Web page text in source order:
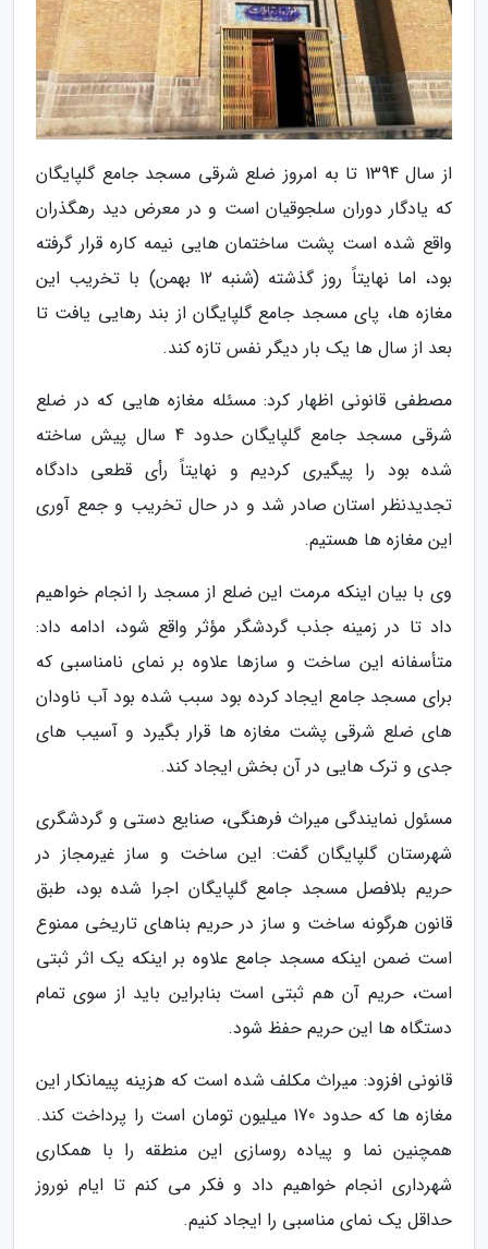
از سال 1394 تا به امروز ضلع شرقی مسجد جامع گلپایگان
که یادگار دوران سلجوقیان است و در معرض دید رهگذران
واقع شده است پشت ساختمان هایی نیمه کاره قرار گرفته
بود، اما نهایتاً روز گذشته (شنبه 12 بهمن) با تخریب این
مغازه ها، پای مسجد جامع گلپایگان از بند رهایی یافت تا
بعد از سال ها یک بار دیگر نفس تازه کند.
مصطفی قانونی اظهار کرد: مسئله مغازه هایی که در ضلع
شرقی مسجد جامع گلپایگان حدود 4 سال پیش ساخته
شده بود را پیگیری کردیم و نهایتاً رأی قطعی دادگاه
تجدیدنظر استان صادر شد و در حال تخریب و جمع آوری
این مغازه ها هستیم.
وی با بیان اینکه مرمت این ضلع از مسجد را انجام خواهیم
داد تا در زمینه جذب گردشگر مؤثر واقع شود، ادامه داد:
متأسفانه این ساخت و سازها علاوه بر نمای نامناسبی که
برای مسجد جامع ایجاد کرده بود سبب شده بود آب ناودان
های ضلع شرقی پشت مغازه ها قرار بگیرد و آسیب های
جدی و ترک هایی در آن بخش ایجاد کند.
مسئول نمایندگی میراث فرهنگی، صنایع دستی و گردشگری
شهرستان گلپایگان گفت: این ساخت و ساز غیرمجاز در
حریم بلافصل مسجد جامع گلپایگان اجرا شده بود، طبق
قانون هرگونه ساخت و ساز در حریم بناهای تاریخی ممنوع
است ضمن اینکه مسجد جامع علاوه بر اینکه یک اثر ثبتی
است، حریم آن هم ثبتی است بنابراین باید از سوی تمام
دستگاه ها این حریم حفظ شود.
قانونی افزود: میراث مکلف شده است که هزینه پیمانکار این
مغازه ها که حدود 170 میلیون تومان است را پرداخت کند.
همچنین نما و پیاده روسازی این منطقه را با همکاری
شهرداری انجام خواهیم داد و فکر می کنم تا ایام نوروز
حداقل یک نمای مناسبی را ایجاد کنیم.